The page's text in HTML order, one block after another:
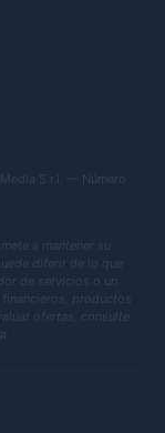
S.r.l. — Número
a mantener su
diferir de lo que
de servicios o un
productos
ofertas, consulte